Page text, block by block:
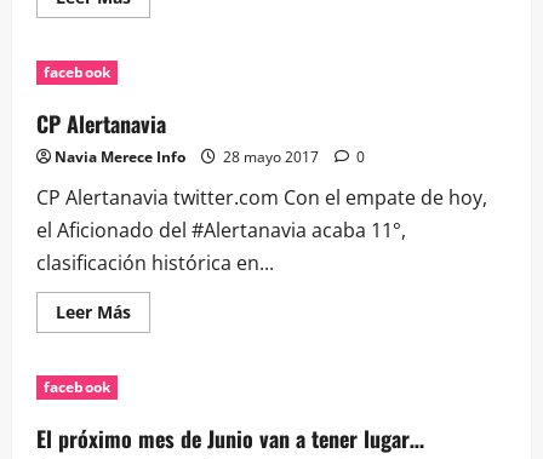
más
queda
sin
firmar…
es
facebook
CP Alertanavia
Navia Merece Info 28 mayo 2017 0
CP Alertanavia twitter.com Con el empate de hoy,
el Aficionado del #Alertanavia acaba 11°,
clasificación histórica en...
Leer MásLeer
más
facebook
El próximo mes de Junio van a tener lugar…